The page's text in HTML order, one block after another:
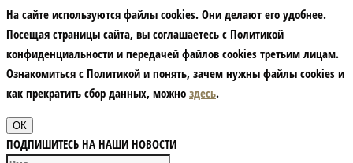
На сайте используются файлы cookies. Они делают его удобнее.
Посещая страницы сайта, вы соглашаетесь с Политикой
конфиденциальности и передачей файлов cookies третьим лицам.
Ознакомиться с Политикой и понять, зачем нужны файлы сookies и
как прекратить сбор данных, можно здесь.
ОК
ПОДПИШИТЕСЬ НА НАШИ НОВОСТИ